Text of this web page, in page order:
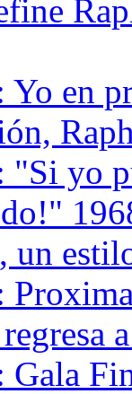
Yo en
"Si yo
un
Gala